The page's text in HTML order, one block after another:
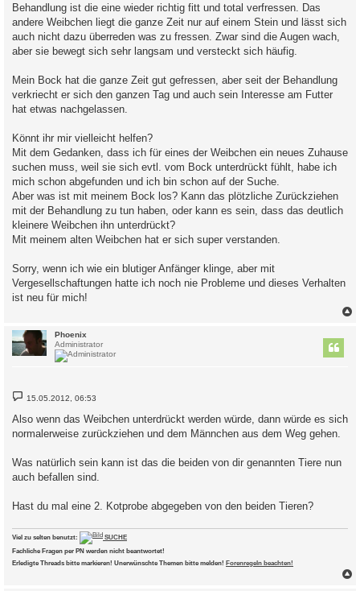
Behandlung ist die eine wieder richtig fitt und total verfressen. Das
andere Weibchen liegt die ganze Zeit nur auf einem Stein und lässt sich
auch nicht dazu überreden was zu fressen. Zwar sind die Augen wach,
aber sie bewegt sich sehr langsam und versteckt sich häufig.
Mein Bock hat die ganze Zeit gut gefressen, aber seit der Behandlung
verkriecht er sich den ganzen Tag und auch sein Interesse am Futter
hat etwas nachgelassen.
Könnt ihr mir vielleicht helfen?
Mit dem Gedanken, dass ich für eines der Weibchen ein neues Zuhause
suchen muss, weil sie sich evtl. vom Bock unterdrückt fühlt, habe ich
mich schon abgefunden und ich bin schon auf der Suche.
Aber was ist mit meinem Bock los? Kann das plötzliche Zurückziehen
mit der Behandlung zu tun haben, oder kann es sein, dass das deutlich
kleinere Weibchen ihn unterdrückt?
Mit meinem alten Weibchen hat er sich super verstanden.
Sorry, wenn ich wie ein blutiger Anfänger klinge, aber mit
Vergesellschaftungen hatte ich noch nie Probleme und dieses Verhalten
ist neu für mich!
Phoenix
Administrator
B
e
t
r
15.05.2012, 06:53
Also wenn das Weibchen unterdrückt werden würde, dann würde es sich
normalerweise zurückziehen und dem Männchen aus dem Weg gehen.
Was natürlich sein kann ist das die beiden von dir genannten Tiere nun
auch befallen sind.
Hast du mal eine 2. Kotprobe abgegeben von den beiden Tieren?
Viel zu selten benutzt:
SUCHE
Fachliche Fragen per PN werden nicht beantwortet!
Erledigte Threads bitte markieren! Unerwünschte Themen bitte melden! Forenregeln beachten!